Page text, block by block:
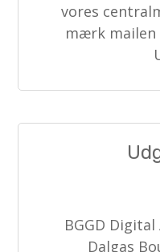
vores
mærk mailen
BGGD Digital
Dalgas